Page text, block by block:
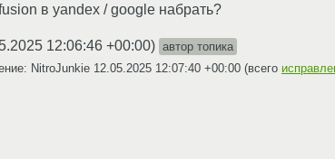
в yandex / google набрать?
12:06:46 +00:00) автор топика
NitroJunkie 12.05.2025 12:07:40 +00:00 (всего